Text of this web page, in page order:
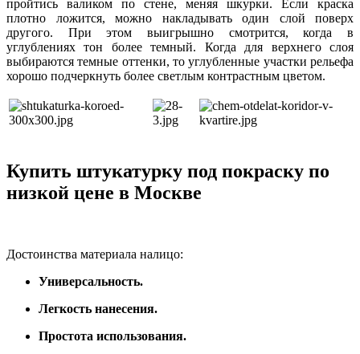
пройтись валиком по стене, меняя шкурки. Если краска
плотно ложится, можно накладывать один слой поверх
другого. При этом выигрышно смотрится, когда в
углублениях тон более темный. Когда для верхнего слоя
выбираются темные оттенки, то углубленные участки рельефа
хорошо подчеркнуть более светлым контрастным цветом.
Купить штукатурку под покраску по
низкой цене в Москве
Достоинства материала налицо:
Универсальность.
Легкость нанесения.
Простота использования.